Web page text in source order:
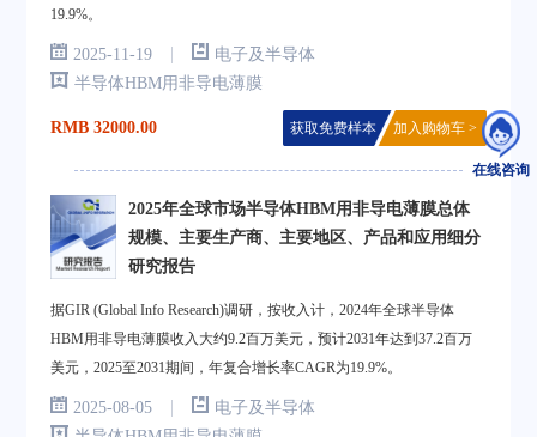
在线咨询
19.9%。
2025-11-19 |
电子及半导体
半导体HBM用非导电薄膜
RMB 32000.00 获取免费样本 加入购物车 >
2025年全球市场半导体HBM用非导电薄膜总体
规模、主要生产商、主要地区、产品和应用细分
研究报告
据GIR (Global Info Research)调研，按收入计，2024年全球半导体
HBM用非导电薄膜收入大约9.2百万美元，预计2031年达到37.2百万
美元，2025至2031期间，年复合增长率CAGR为19.9%。
2025-08-05 |
电子及半导体